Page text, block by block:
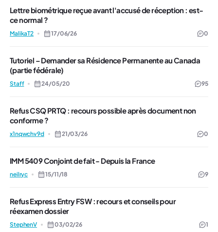
Lettre biométrique reçue avant l'accusé de réception : est-
ce normal ?
MalikaT2 17/06/26 0
Tutoriel – Demander sa Résidence Permanente au Canada
(partie fédérale)
Staff 24/05/20 95
Refus CSQ PRTQ : recours possible après document non
conforme ?
x1nqwchv9d 21/03/26 0
IMM 5409 Conjoint de fait - Depuis la France
neilryc 15/11/18 9
Refus Express Entry FSW : recours et conseils pour
réexamen dossier
StephenV 03/02/26 1